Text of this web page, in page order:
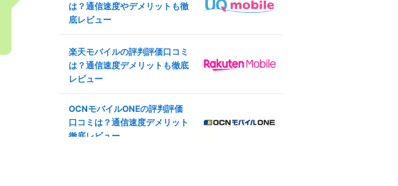
mineo(マイネオ)フリータンク
mineo(マイネオ)パケットシェ
mineo(マイネオ)解約方法！違
は？通信速度やデメリットも徹
底レビュー
楽天モバイルの評判評価口コミ
は？通信速度デメリットも徹底
レビュー
OCNモバイルONEの評判評価
口コミは？通信速度デメリット
徹底レビュー